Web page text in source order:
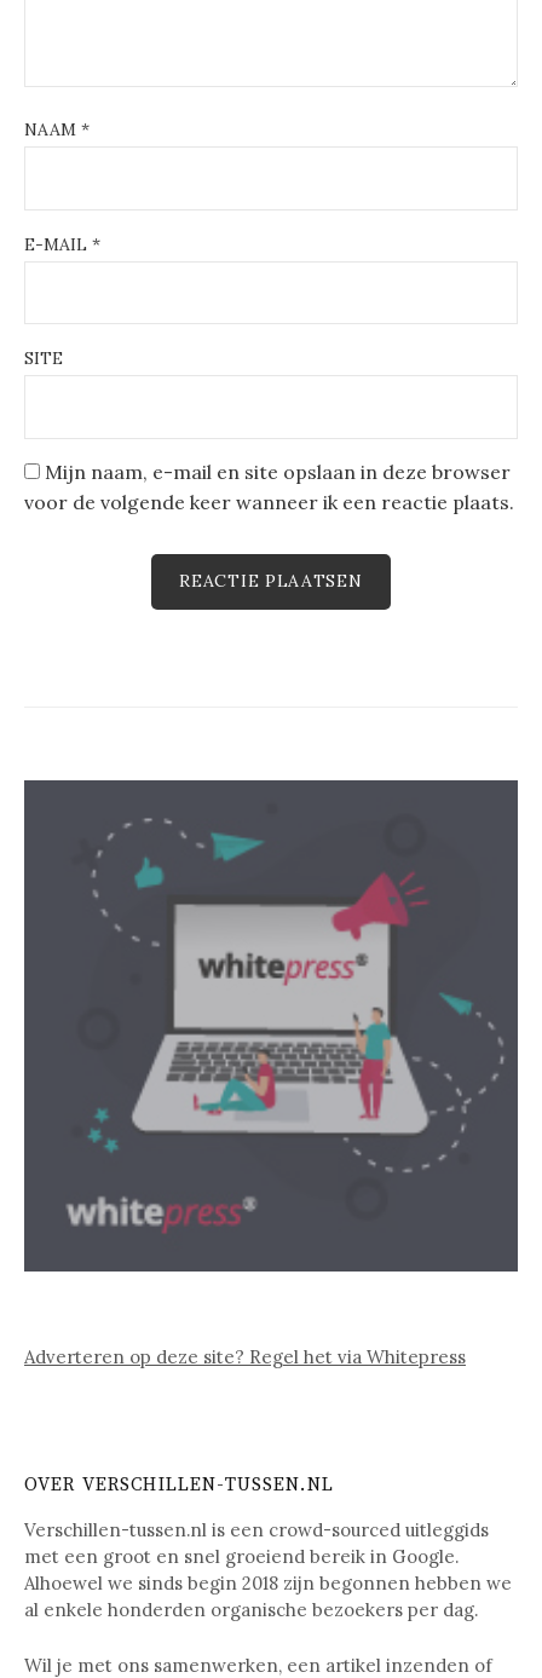
NAAM *
E-MAIL *
SITE
Mijn naam, e-mail en site opslaan in deze browser
voor de volgende keer wanneer ik een reactie plaats.
Adverteren op deze site? Regel het via Whitepress
OVER VERSCHILLEN-TUSSEN.NL
Verschillen-tussen.nl is een crowd-sourced uitleggids
met een groot en snel groeiend bereik in Google.
Alhoewel we sinds begin 2018 zijn begonnen hebben we
al enkele honderden organische bezoekers per dag.
Wil je met ons samenwerken, een artikel inzenden of